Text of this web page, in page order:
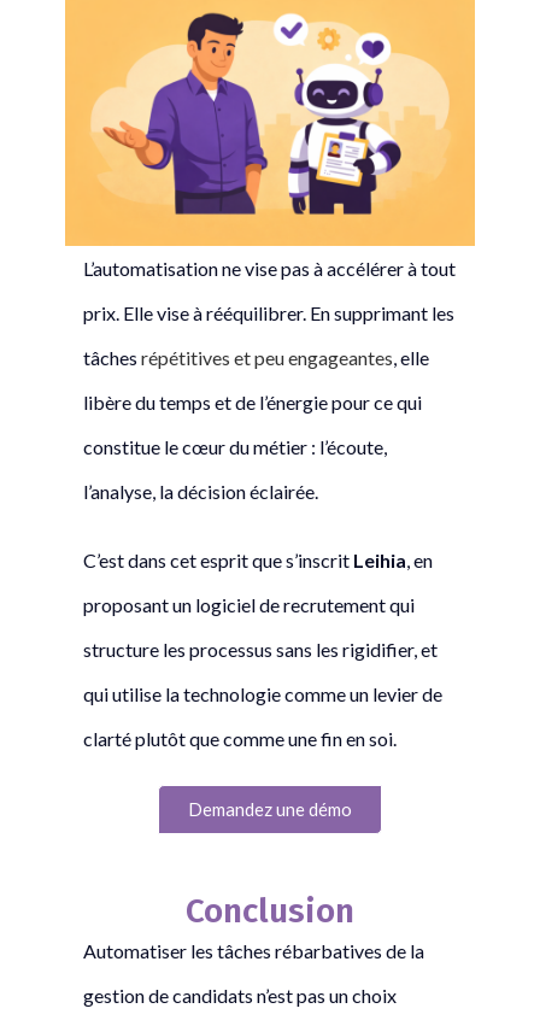
L’automatisation ne vise pas à accélérer à tout
prix. Elle vise à rééquilibrer. En supprimant les
tâches répétitives et peu engageantes, elle
libère du temps et de l’énergie pour ce qui
constitue le cœur du métier : l’écoute,
l’analyse, la décision éclairée.
C’est dans cet esprit que s’inscrit Leihia, en
proposant un logiciel de recrutement qui
structure les processus sans les rigidifier, et
qui utilise la technologie comme un levier de
clarté plutôt que comme une fin en soi.
Demandez une démo
Conclusion
Automatiser les tâches rébarbatives de la
gestion de candidats n’est pas un choix